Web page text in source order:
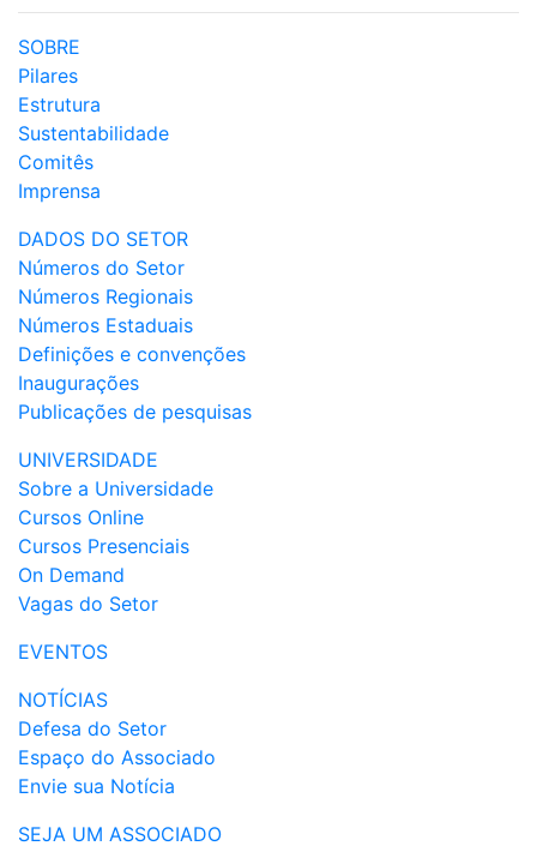
SOBRE
Pilares
Estrutura
Sustentabilidade
Comitês
Imprensa
DADOS DO SETOR
Números do Setor
Números Regionais
Números Estaduais
Definições e convenções
Inaugurações
Publicações de pesquisas
UNIVERSIDADE
Sobre a Universidade
Cursos Online
Cursos Presenciais
On Demand
Vagas do Setor
EVENTOS
NOTÍCIAS
Defesa do Setor
Espaço do Associado
Envie sua Notícia
SEJA UM ASSOCIADO